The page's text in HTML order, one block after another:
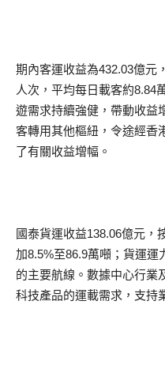
期內客運收益為432.03億元
人次，平均每日載客約8.84
遊需求持續強健，帶動收益
客轉用其他樞紐，令途經香
了有關收益增幅。
國泰貨運收益138.06億元，
加8.5%至86.9萬噸；貨運運
的主要航線。數據中心行業
科技產品的運載需求，支持